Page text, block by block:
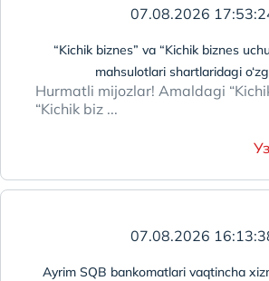
07.08.2026
“Kichik biznes” va “Kichik biznes
mahsulotlari shartlaridagi
Hurmatli mijozlar! Amaldagi
“Kichik biz ...
07.08.2026
Ayrim SQB bankomatlari vaqtincha